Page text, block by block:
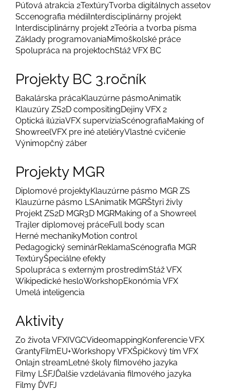
Púťová atrakcia 2TextúryTvorba digitálnych assetov
Sccenografia médiíInterdisciplinárny projekt
Interdisciplinárny projekt 2Teória a tvorba písma
Základy programovaniaMimoškolské práce
Spolupráca na projektochStáž VFX BC
Projekty BC 3.ročník
Bakalárska prácaKlauzúrne pásmoAnimatik
Klauzúry ZS2D compositingDejiny VFX 2
Optická ilúziaVFX supervíziaScénografiaMaking of
ShowreelVFX pre iné ateliéryVlastné cvičenie
Výnimopčný záber
Projekty MGR
Diplomové projektyKlauzúrne pásmo MGR ZS
Klauzúrne pásmo LSAnimatik MGRŠtyri živly
Projekt ZS2D MGR3D MGRMaking of a Showreel
Trajler diplomovej práceFull body scan
Herné mechanikyMotion control
Pedagogický seminárReklamaScénografia MGR
TextúryŠpeciálne efekty
Spolupráca s externým prostredímStáž VFX
Wikipedické hesloWorkshopEkonómia VFX
Umelá inteligencia
Aktivity
Zo života VFX IVGCVideomappingKonferencie VFX
GrantyFilmEU+Workshopy VFXŠpičkový tím VFX
Onlajn streamLetné školy filmového jazyka
Filmy LŠFJĎalšie vzdelávania filmového jazyka
Filmy ĎVFJ